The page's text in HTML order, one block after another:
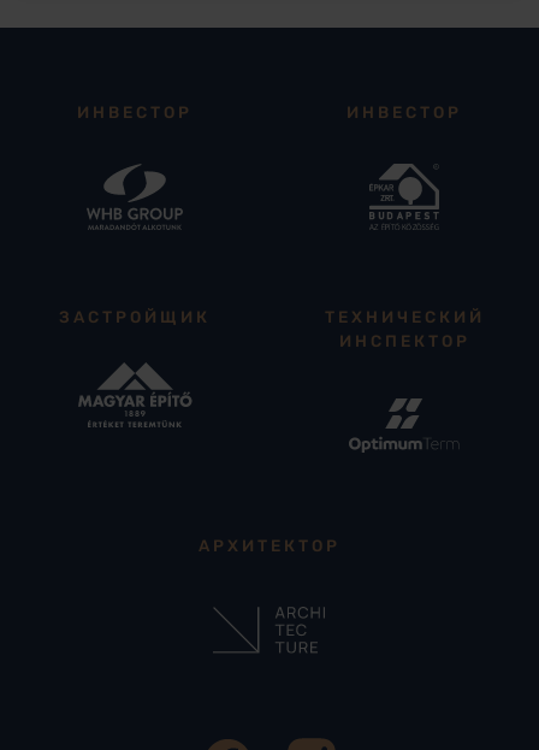
ИНВЕСТОР ИНВЕСТОР
ЗАСТРОЙЩИК
ТЕХНИЧЕСКИЙ
ИНСПЕКТОР
АРХИТЕКТОР